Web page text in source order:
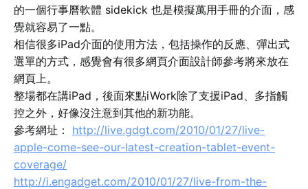
的一個行事曆軟體 sidekick 也是模擬萬用手冊的介面，感
覺就容易了一點。
相信很多iPad介面的使用方法，包括操作的反應、彈出式
選單的方式，感覺會有很多網頁介面設計師參考將來放在
網頁上。
整場都在講iPad，後面來點iWork除了支援iPad、多指觸
控之外，好像沒注意到其他的新功能。
參考網址： http://live.gdgt.com/2010/01/27/live-
apple-come-see-our-latest-creation-tablet-event-
coverage/
http://i.engadget.com/2010/01/27/live-from-the-